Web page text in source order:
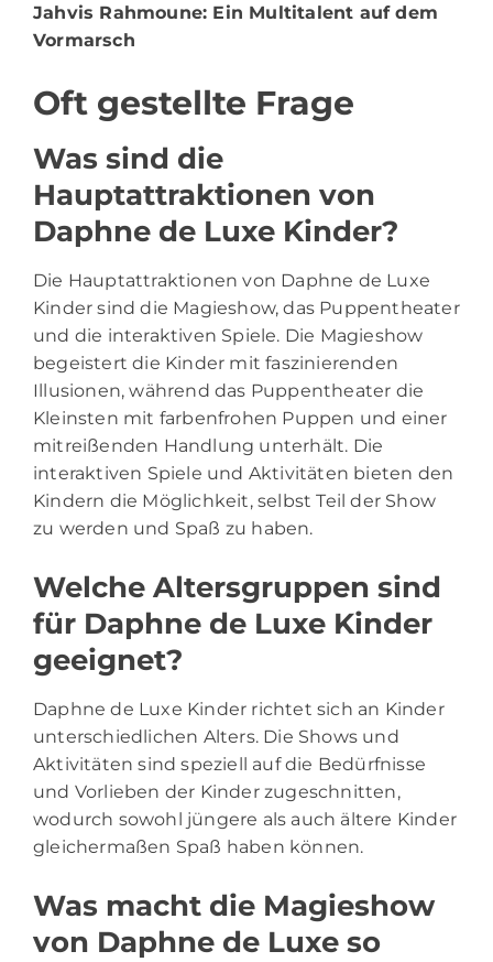
Jahvis Rahmoune: Ein Multitalent auf dem
Vormarsch
Oft gestellte Frage
Was sind die
Hauptattraktionen von
Daphne de Luxe Kinder?
Die Hauptattraktionen von Daphne de Luxe
Kinder sind die Magieshow, das Puppentheater
und die interaktiven Spiele. Die Magieshow
begeistert die Kinder mit faszinierenden
Illusionen, während das Puppentheater die
Kleinsten mit farbenfrohen Puppen und einer
mitreißenden Handlung unterhält. Die
interaktiven Spiele und Aktivitäten bieten den
Kindern die Möglichkeit, selbst Teil der Show
zu werden und Spaß zu haben.
Welche Altersgruppen sind
für Daphne de Luxe Kinder
geeignet?
Daphne de Luxe Kinder richtet sich an Kinder
unterschiedlichen Alters. Die Shows und
Aktivitäten sind speziell auf die Bedürfnisse
und Vorlieben der Kinder zugeschnitten,
wodurch sowohl jüngere als auch ältere Kinder
gleichermaßen Spaß haben können.
Was macht die Magieshow
von Daphne de Luxe so